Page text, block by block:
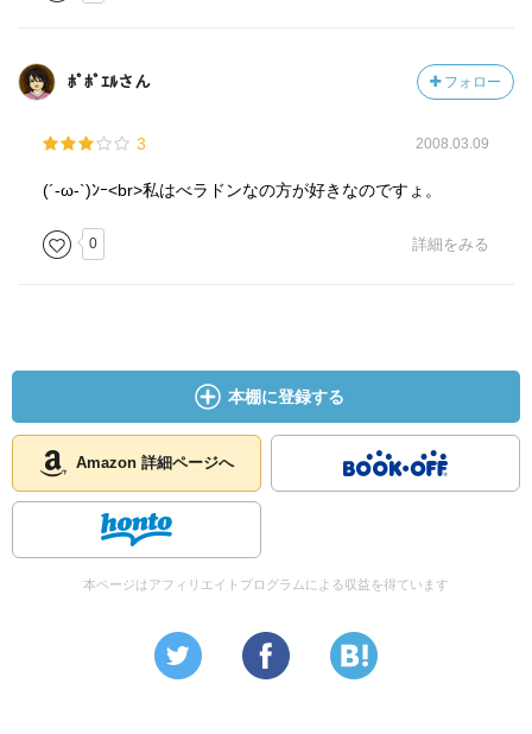
ﾎﾟﾎﾟｴﾙさん フォロー
3 2008.03.09
(´-ω-`)ﾝｰ<br>私はべラドンなの方が好きなのですょ。
0 詳細をみる
本棚に登録する
Amazon 詳細ページへ
本ページはアフィリエイトプログラムによる収益を得ています